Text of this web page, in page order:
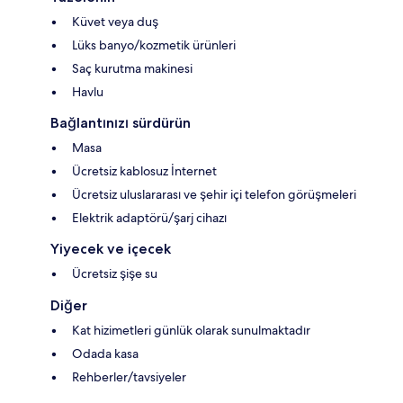
Küvet veya duş
Lüks banyo/kozmetik ürünleri
Saç kurutma makinesi
Havlu
Bağlantınızı sürdürün
Masa
Ücretsiz kablosuz İnternet
Ücretsiz uluslararası ve şehir içi telefon görüşmeleri
Elektrik adaptörü/şarj cihazı
Yiyecek ve içecek
Ücretsiz şişe su
Diğer
Kat hizimetleri günlük olarak sunulmaktadır
Odada kasa
Rehberler/tavsiyeler